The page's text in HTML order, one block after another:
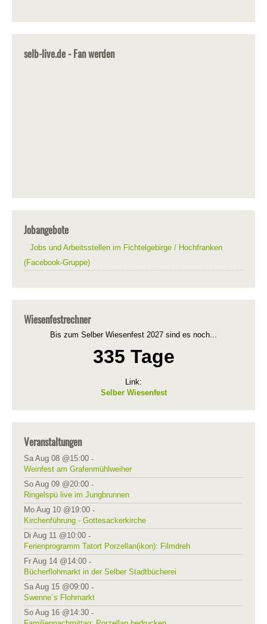
selb-live.de - Fan werden
Jobangebote
Jobs und Arbeitsstellen im Fichtelgebirge / Hochfranken
(Facebook-Gruppe)
Wiesenfestrechner
Bis zum Selber Wiesenfest 2027 sind es noch...
335 Tage
Link:
Selber Wiesenfest
Veranstaltungen
Sa Aug 08 @15:00 -
Weinfest am Grafenmühlweiher
So Aug 09 @20:00 -
Ringelspü live im Jungbrunnen
Mo Aug 10 @19:00 -
Kirchenführung - Gottesackerkirche
Di Aug 11 @10:00 -
Ferienprogramm Tatort Porzellan(ikon): Filmdreh
Fr Aug 14 @14:00 -
Bücherflohmarkt in der Selber Stadtbücherei
Sa Aug 15 @09:00 -
Swenne´s Flohmarkt
So Aug 16 @14:30 -